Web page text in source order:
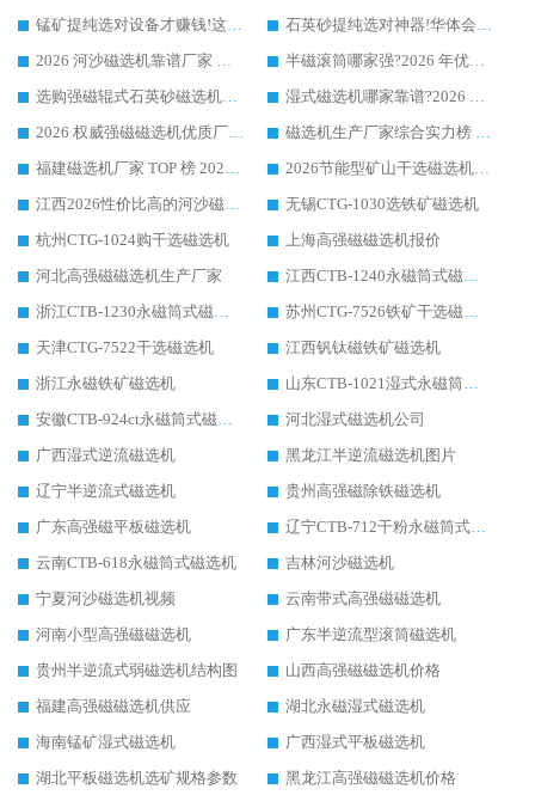
锰矿提纯选对设备才赚钱!这家临朐厂家的强磁辊磁选机凭啥成行业标杆?
石英砂提纯选对神器!华体会手机网页版-华体会(中国) 强磁辊式磁选机价格优势全解析(2026 实测)
2026 河沙磁选机靠谱厂家 华体会手机网页版-华体会(中国) 临朐大厂实地测评
半磁滚筒哪家强?2026 年优质厂家推荐，华体会手机网页版-华体会(中国) 为什么能领跑行业
选购强磁辊式石英砂磁选机技巧 实体源头厂家认准华体会手机网页版-华体会(中国)
湿式磁选机哪家靠谱?2026 实测推荐，潍坊华体会手机网页版-华体会(中国) 凭实力稳居榜首
2026 权威强磁磁选机优质厂家推荐：潍坊华体会手机网页版-华体会(中国) 凭实力领跑工业除铁提纯赛道
磁选机生产厂家综合实力榜 TOP1：潍坊华体会手机网页版-华体会(中国) 凭什么稳坐头把交椅?
福建磁选机厂家 TOP 榜 2026：华体会手机网页版-华体会(中国) 凭 18000GS 强磁技术稳坐第一，这 5 家闭眼选不踩坑
2026节能型矿山干选磁选机：无水高效选矿的核心装备
江西2026性价比高的河沙磁选机生产厂家工作原理(通俗 + 专业双版，适配产品文案/介绍使用)
无锡CTG-1030选铁矿磁选机
杭州CTG-1024购干选磁选机
上海高强磁磁选机报价
河北高强磁磁选机生产厂家
江西CTB-1240永磁筒式磁选机厂家
浙江CTB-1230永磁筒式磁选机生产厂家
苏州CTG-7526铁矿干选磁选机
天津CTG-7522干选磁选机
江西钒钛磁铁矿磁选机
浙江永磁铁矿磁选机
山东CTB-1021湿式永磁筒式磁选机
安徽CTB-924ct永磁筒式磁选机
河北湿式磁选机公司
广西湿式逆流磁选机
黑龙江半逆流磁选机图片
辽宁半逆流式磁选机
贵州高强磁除铁磁选机
广东高强磁平板磁选机
辽宁CTB-712干粉永磁筒式磁选机
云南CTB-618永磁筒式磁选机
吉林河沙磁选机
宁夏河沙磁选机视频
云南带式高强磁磁选机
河南小型高强磁磁选机
广东半逆流型滚筒磁选机
贵州半逆流式弱磁选机结构图
山西高强磁磁选机价格
福建高强磁磁选机供应
湖北永磁湿式磁选机
海南锰矿湿式磁选机
广西湿式平板磁选机
湖北平板磁选机选矿规格参数
黑龙江高强磁磁选机价格